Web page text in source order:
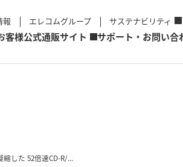
報 エレコムグループ サステナビリティ
客様公式通販サイト サポート・お問い合
した 52倍速CD-R/...